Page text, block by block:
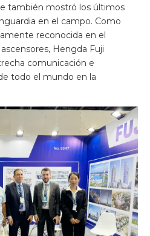
también mostró los últimos
en el campo. Como
reconocida en el
Hengda Fuji
comunicación e
todo el mundo en la